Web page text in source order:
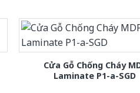
Cửa Gỗ Chống Cháy
Laminate P1-a-SGD